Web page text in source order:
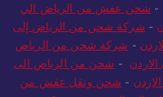
- شحن عفش من الرياض الي
- شركة شحن من الرياض إلى
- شركة شحن من الرياض
- شحن من الرياض الى
- شحن ونقل عفش من